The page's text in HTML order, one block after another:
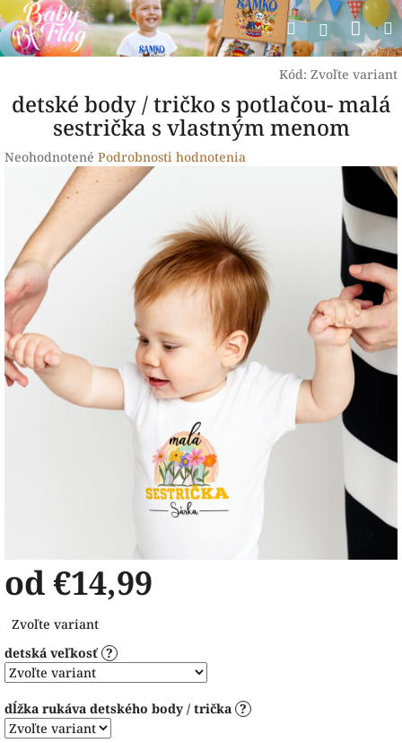
Prejsť
na
obsah
Hľadať
Kód: Zvoľte variant
detské body / tričko s potlačou- malá
sestrička s vlastným menom
Priemerné
hodnotenie
produktu
5
hviezdičiek.
Neohodnotené Podrobnosti hodnotenia
od €14,99
cena:
Zvoľte variant
detská veľkosť ?
dĺžka rukáva detského body / trička ?